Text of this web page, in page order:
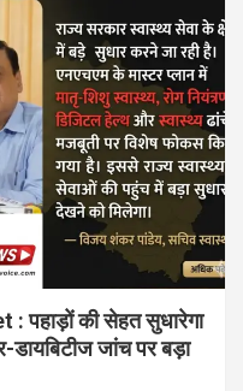
की सेहत सुधारेगा
जांच पर बड़ा